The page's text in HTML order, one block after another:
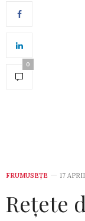
0
FRUMUSEȚE 17
Rețete